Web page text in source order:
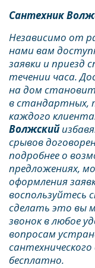
Сантехник
Независимо от
нами вам
заявки и приезд
течении часа.
на дом
в стандартных,
каждого
Волжский
срывов
подробнее о
предложениях,
оформления
воспользуйтесь
сделать это вы
звонок в любое
вопросам
бесплатно.